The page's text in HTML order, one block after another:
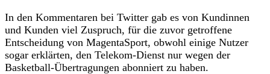
In den Kommentaren bei Twitter gab es von Kundinnen
und Kunden viel Zuspruch, für die zuvor getroffene
Entscheidung von MagentaSport, obwohl einige Nutzer
sogar erklärten, den Telekom-Dienst nur wegen der
Basketball-Übertragungen abonniert zu haben.